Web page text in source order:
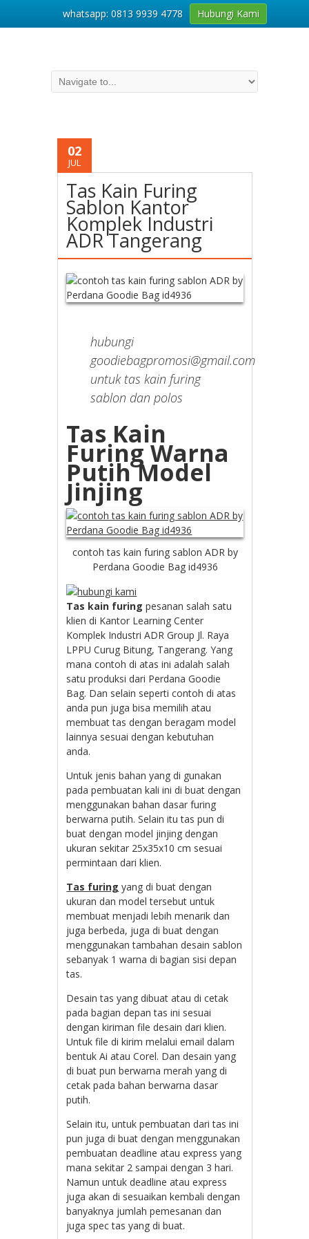
02
JUL
Tas Kain Furing
Sablon Kantor
Komplek Industri
ADR Tangerang
hubungi
goodiebagpromosi@gmail.com
untuk tas kain furing
sablon dan polos
Tas Kain
Furing Warna
Putih Model
Jinjing
contoh tas kain furing sablon ADR by
Perdana Goodie Bag id4936
Tas kain furing pesanan salah satu
klien di Kantor Learning Center
Komplek Industri ADR Group Jl. Raya
LPPU Curug Bitung, Tangerang. Yang
mana contoh di atas ini adalah salah
satu produksi dari Perdana Goodie
Bag. Dan selain seperti contoh di atas
anda pun juga bisa memilih atau
membuat tas dengan beragam model
lainnya sesuai dengan kebutuhan
anda.
Untuk jenis bahan yang di gunakan
pada pembuatan kali ini di buat dengan
menggunakan bahan dasar furing
berwarna putih. Selain itu tas pun di
buat dengan model jinjing dengan
ukuran sekitar 25x35x10 cm sesuai
permintaan dari klien.
Tas furing yang di buat dengan
ukuran dan model tersebut untuk
membuat menjadi lebih menarik dan
juga berbeda, juga di buat dengan
menggunakan tambahan desain sablon
sebanyak 1 warna di bagian sisi depan
tas.
Desain tas yang dibuat atau di cetak
pada bagian depan tas ini sesuai
dengan kiriman file desain dari klien.
Untuk file di kirim melalui email dalam
bentuk Ai atau Corel. Dan desain yang
di buat pun berwarna merah yang di
cetak pada bahan berwarna dasar
putih.
Selain itu, untuk pembuatan dari tas ini
pun juga di buat dengan menggunakan
pembuatan deadline atau express yang
mana sekitar 2 sampai dengan 3 hari.
Namun untuk deadline atau express
juga akan di sesuaikan kembali dengan
banyaknya jumlah pemesanan dan
juga spec tas yang di buat.
whatsapp: 0813 9939 4778 Hubungi Kami